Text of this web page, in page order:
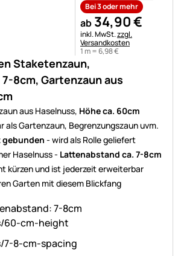
Staketenzaun,
8cm, Gartenzaun aus
aus Haselnuss, Höhe ca. 60cm
als Gartenzaun, Begrenzungszaun uvm.
- wird als Rolle geliefert
Haselnuss - Lattenabstand ca. 7-8cm
kürzen und ist jederzeit erweiterbar
Garten mit diesem Blickfang
7-8cm
Bei 3 oder mehr
ab 34,90€
Steuerhinweis:
inkl. MwSt.zzgl.
Versandkosten
1 m = 6,98€